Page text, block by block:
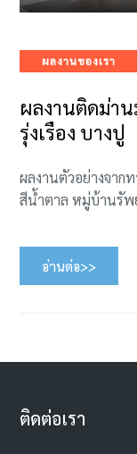
Categories
ผลงานของเรา
ผลงานติดม่า
รุ่งเรือง บางปู
ผลงานตัวอย่างจาก
สีน้ำตาล หมู่บ้านรัพ
อ่านต่อ>>
ติดต่อเรา